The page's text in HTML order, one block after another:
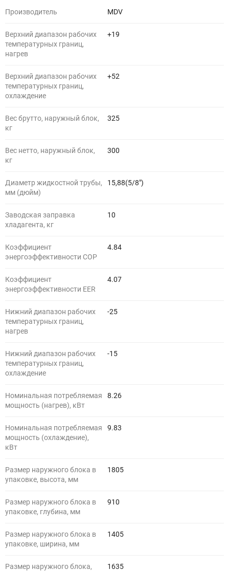
Производитель MDV
Верхний диапазон рабочих
температурных границ,
нагрев
+19
Верхний диапазон рабочих
температурных границ,
охлаждение
+52
Вес брутто, наружный блок,
кг
325
Вес нетто, наружный блок,
кг
300
Диаметр жидкостной трубы,
мм (дюйм)
15,88(5/8")
Заводская заправка
хладагента, кг
10
Коэффициент
энергоэффективности COP
4.84
Коэффициент
энергоэффективности EER
4.07
Нижний диапазон рабочих
температурных границ,
нагрев
-25
Нижний диапазон рабочих
температурных границ,
охлаждение
-15
Номинальная потребляемая
мощность (нагрев), кВт
8.26
Номинальная потребляемая
мощность (охлаждение),
кВт
9.83
Размер наружного блока в
упаковке, высота, мм
1805
Размер наружного блока в
упаковке, глубина, мм
910
Размер наружного блока в
упаковке, ширина, мм
1405
Размер наружного блока,
1635